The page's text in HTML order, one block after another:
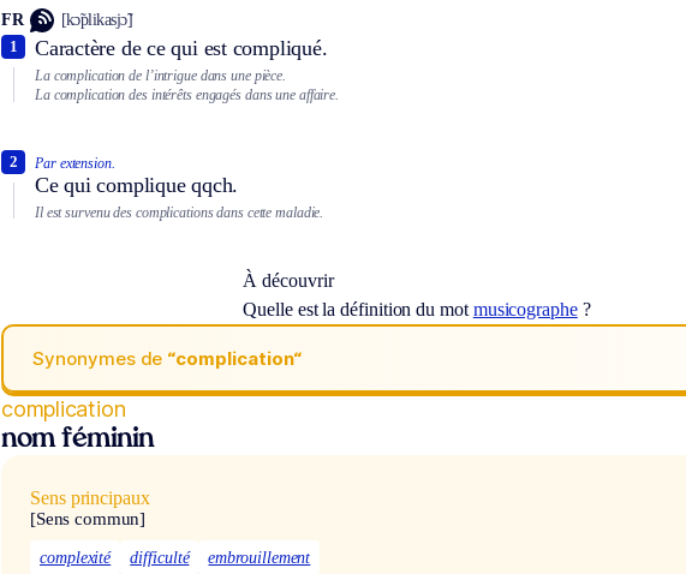
FR [kɔ̃plikasjɔ̃]
Caractère de ce qui est compliqué.
1
La complication de l’intrigue dans une pièce.
La complication des intérêts engagés dans une affaire.
Par extension.
Ce qui complique qqch.
2
Il est survenu des complications dans cette maladie.
À découvrir
Quelle est la définition du mot musicographe?
Synonymes de “complication“
complication
nom féminin
Sens principaux
[Sens commun]
complexité difficulté embrouillement